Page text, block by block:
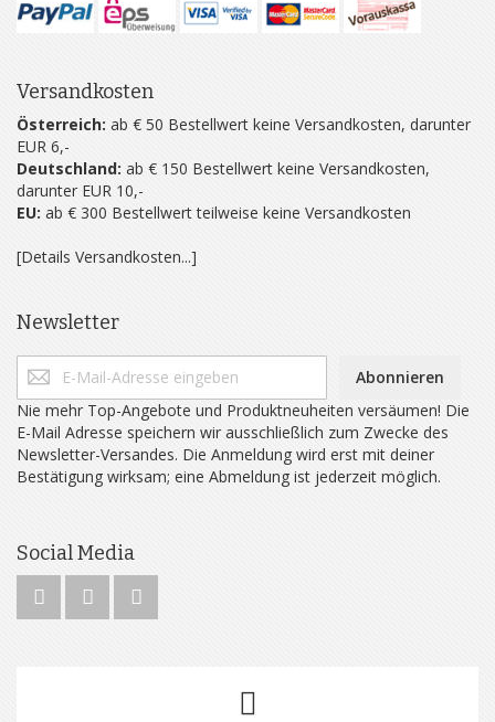
Versandkosten
Österreich: ab € 50 Bestellwert keine Versandkosten, darunter
EUR 6,-
Deutschland: ab € 150 Bestellwert keine Versandkosten,
darunter EUR 10,-
EU: ab € 300 Bestellwert teilweise keine Versandkosten
[Details Versandkosten...]
Newsletter
Abonnieren
Nie mehr Top-Angebote und Produktneuheiten versäumen! Die
E-Mail Adresse speichern wir ausschließlich zum Zwecke des
Newsletter-Versandes. Die Anmeldung wird erst mit deiner
Bestätigung wirksam; eine Abmeldung ist jederzeit möglich.
Social Media